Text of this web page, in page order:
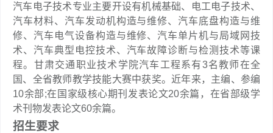
汽车电子技术专业主要开设有机械基础、电工电子技术、
汽车材料、汽车发动机构造与维修、汽车底盘构造与维
修、汽车电气设备构造与维修、汽车单片机与局域网技
术、汽车典型电控技术、汽车故障诊断与检测技术等课
程。甘肃交通职业技术学院汽车工程系有3名教师在全
国、全省教师教学技能大赛中获奖。近年来，主编、参编
10余部;在国家级核心期刊发表论文20余篇，在省部级学
术刊物发表论文60余篇。
招生要求